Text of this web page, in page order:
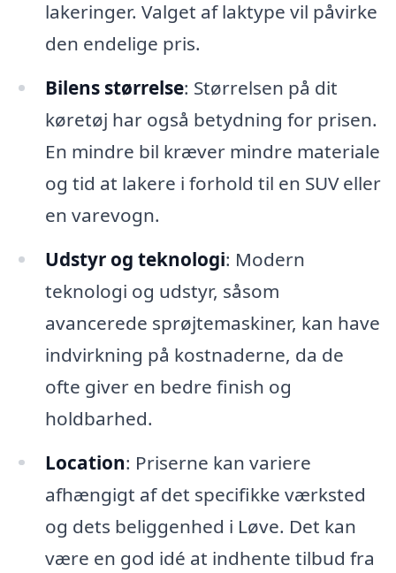
lakeringer. Valget af laktype vil påvirke
den endelige pris.
Bilens størrelse: Størrelsen på dit
køretøj har også betydning for prisen.
En mindre bil kræver mindre materiale
og tid at lakere i forhold til en SUV eller
en varevogn.
Udstyr og teknologi: Modern
teknologi og udstyr, såsom
avancerede sprøjtemaskiner, kan have
indvirkning på kostnaderne, da de
ofte giver en bedre finish og
holdbarhed.
Location: Priserne kan variere
afhængigt af det specifikke værksted
og dets beliggenhed i Løve. Det kan
være en god idé at indhente tilbud fra